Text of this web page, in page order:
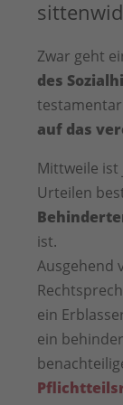
Zwar geht
des
auf das
Mittweile ist
Urteilen
ist.
Ausgehend
ein
ein